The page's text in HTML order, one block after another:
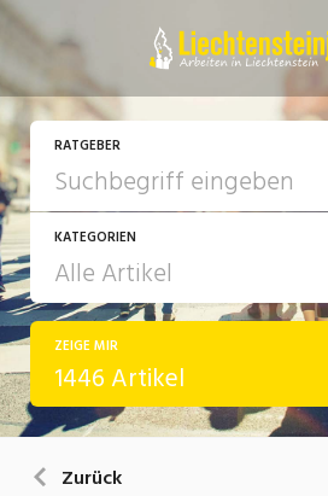
RATGEBER
KATEGORIEN
Arbeit
Ausbildung / Weiterbildung
ZEIGE MIR
1446 Artikel
Zurück